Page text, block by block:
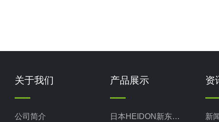
关于我们
公司简介
产品展示
日本HEIDON新东科学
资
新